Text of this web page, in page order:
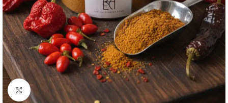
Agrandir